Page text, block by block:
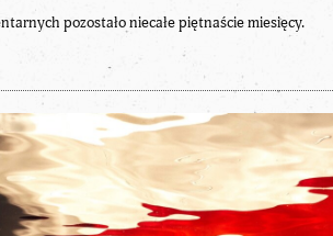
pozostało niecałe piętnaście miesięcy.